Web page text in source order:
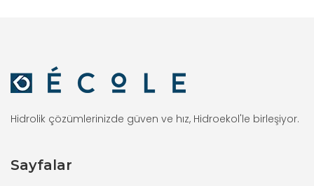
Hidrolik çözümlerinizde güven ve hız, Hidroekol'le birleşiyor.
Sayfalar